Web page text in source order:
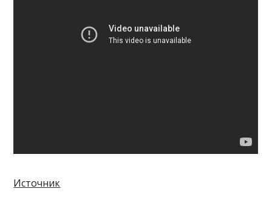
Источник